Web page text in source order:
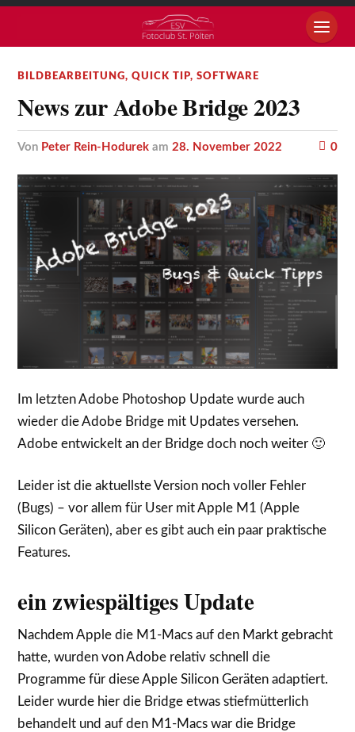
BILDBEARBEITUNG,QUICK TIP,SOFTWARE
News zur Adobe Bridge 2023
von Peter Rein-Hodurek am28. November 2022 0
Im letzten Adobe Photoshop Update wurde auch
wieder die Adobe Bridge mit Updates versehen.
Adobe entwickelt an der Bridge doch noch weiter 🙂
Leider ist die aktuellste Version noch voller Fehler
(Bugs) – vor allem für User mit Apple M1 (Apple
Silicon Geräten), aber es gibt auch ein paar praktische
Features.
ein zwiespältiges Update
Nachdem Apple die M1-Macs auf den Markt gebracht
hatte, wurden von Adobe relativ schnell die
Programme für diese Apple Silicon Geräten adaptiert.
Leider wurde hier die Bridge etwas stiefmütterlich
behandelt und auf den M1-Macs war die Bridge